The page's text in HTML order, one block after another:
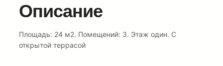
Описание
Площадь: 24 м2. Помещений: 3. Этаж один. С
открытой террасой